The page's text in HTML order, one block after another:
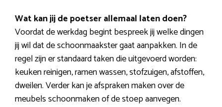
Wat kan jij de poetser allemaal laten doen?
Voordat de werkdag begint bespreek jij welke dingen
jij wil dat de schoonmaakster gaat aanpakken. In de
regel zijn er standaard taken die uitgevoerd worden:
keuken reinigen, ramen wassen, stofzuigen, afstoffen,
dweilen. Verder kan je afspraken maken over de
meubels schoonmaken of de stoep aanvegen.